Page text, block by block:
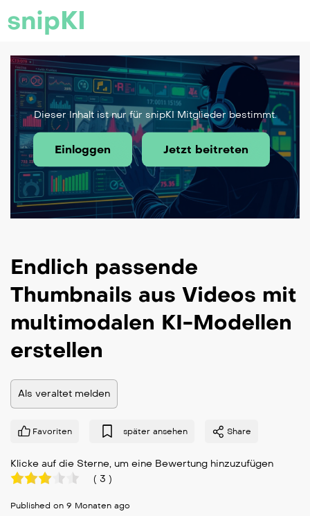
snipKI
Dieser Inhalt ist nur für snipKI Mitglieder bestimmt.
Einloggen Jetzt beitreten
Endlich passende
Thumbnails aus Videos mit
multimodalen KI-Modellen
erstellen
Als veraltet melden
Favoriten später ansehen Share
Klicke auf die Sterne, um eine Bewertung hinzuzufügen
( 3 )
Published on 9 Monaten ago